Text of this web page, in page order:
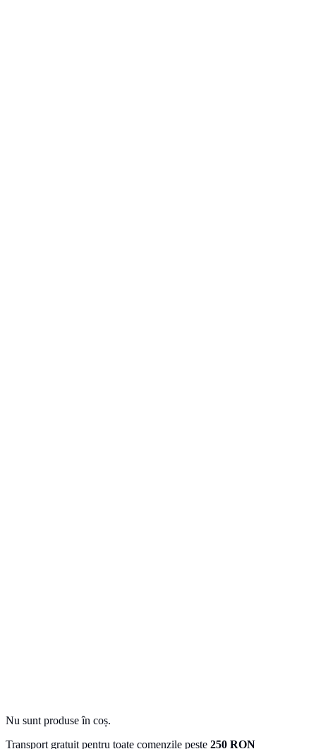
Nu sunt produse în coș.
Transport gratuit pentru toate comenzile peste 250 RON